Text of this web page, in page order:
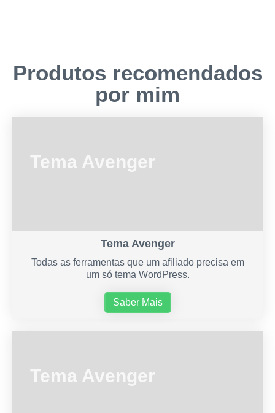
Produtos recomendados
por mim
Tema Avenger
Tema Avenger
Todas as ferramentas que um afiliado precisa em
um só tema WordPress.
Saber Mais
Tema Avenger